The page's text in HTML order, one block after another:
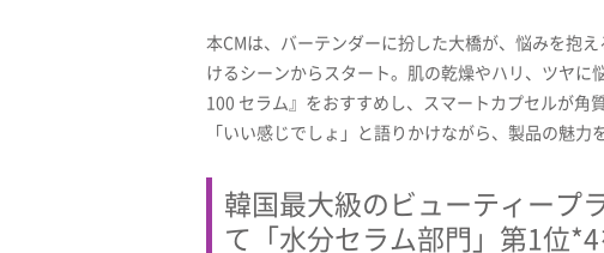
本CMは、バーテンダーに扮した大橋が、悩みを抱
けるシーンからスタート。肌の乾燥やハリ、ツヤに
100 セラム』をおすすめし、スマートカプセルが角
「いい感じでしょ」と語りかけながら、製品の魅力
韓国最大級のビューティープ
て「水分セラム部門」第1位